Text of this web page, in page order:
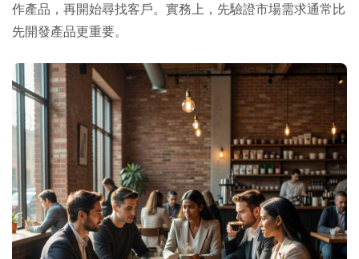
作產品，再開始尋找客戶。實務上，先驗證市場需求通常比
先開發產品更重要。